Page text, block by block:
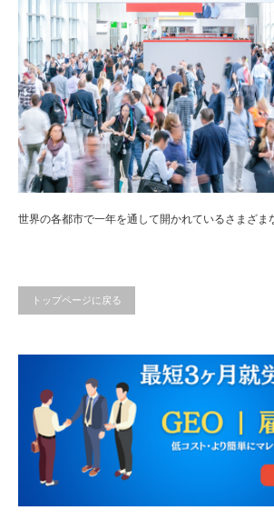
世界の各都市で一年を通して開かれているさまざま
トップページに戻る